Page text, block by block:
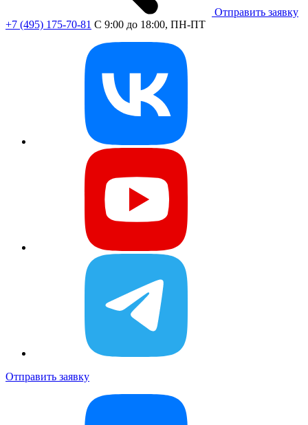
Отправить заявку
+7 (495) 175-70-81 C 9:00 до 18:00, ПН-ПТ
Отправить заявку